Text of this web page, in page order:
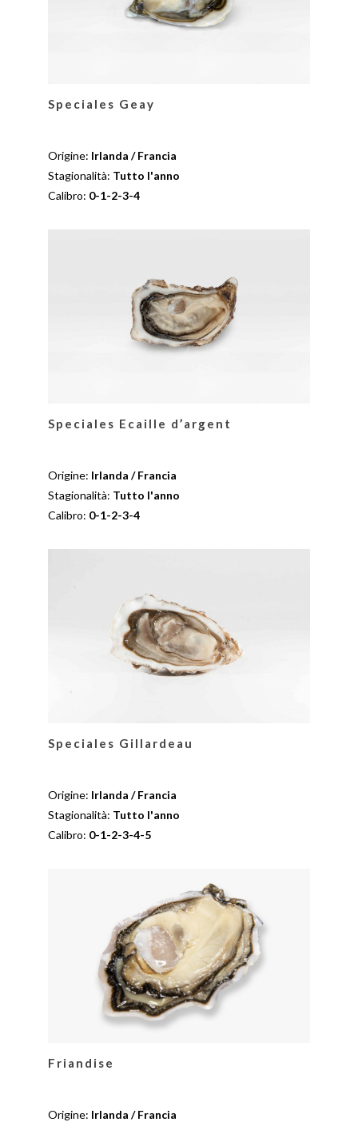
Speciales Geay
Origine: Irlanda / Francia
Stagionalità: Tutto l'anno
Calibro: 0-1-2-3-4
Speciales Ecaille d’argent
Origine: Irlanda / Francia
Stagionalità: Tutto l'anno
Calibro: 0-1-2-3-4
Speciales Gillardeau
Origine: Irlanda / Francia
Stagionalità: Tutto l'anno
Calibro: 0-1-2-3-4-5
Friandise
Origine: Irlanda / Francia